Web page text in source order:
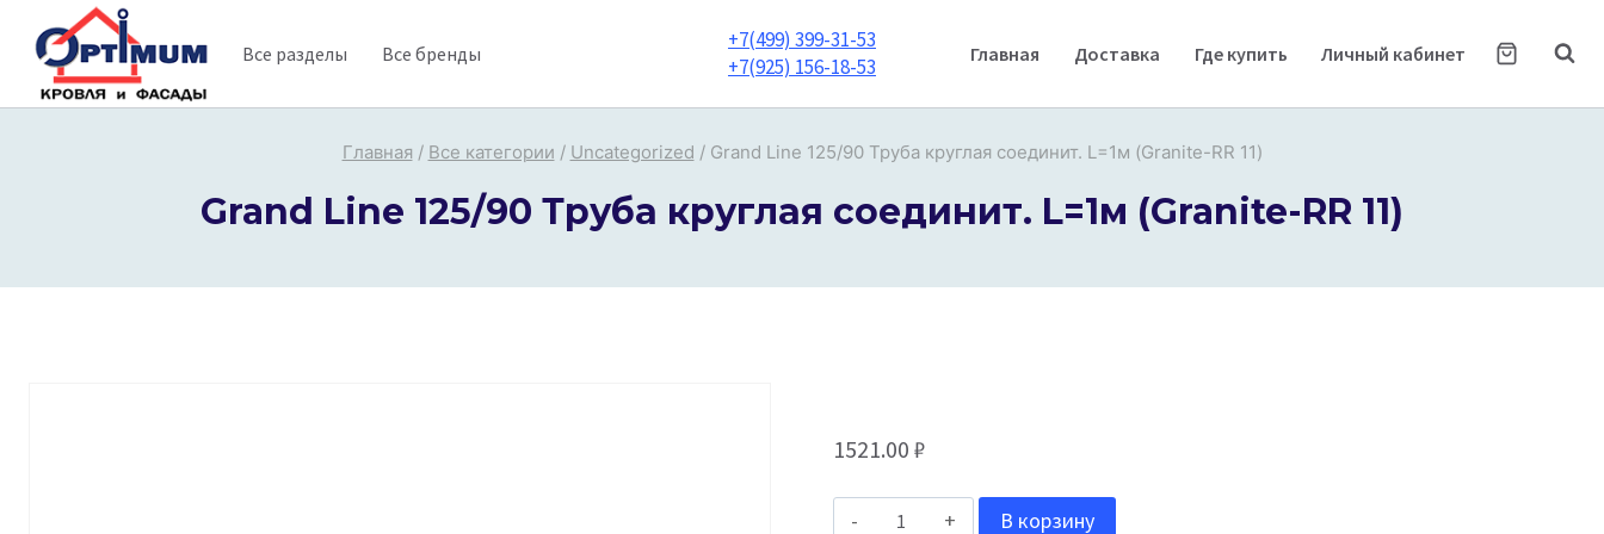
содержимому
Все разделы Все бренды
+7(499) 399-31-53
+7(925) 156-18-53
Главная Доставка Где купить Личный кабинет
Главная / Все категории / Uncategorized / Grand Line 125/90 Труба круглая соединит. L=1м (Granite-RR 11)
Grand Line 125/90 Труба круглая соединит. L=1м (Granite-RR 11)
1521.00 ₽
Количество
В корзину